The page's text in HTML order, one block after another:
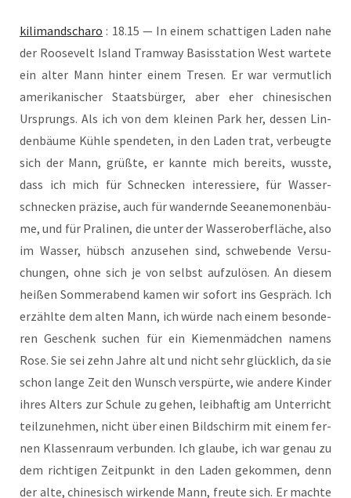
kili­man­dscha­ro : 18.15 — In einem schat­ti­gen Laden nahe
der Roo­se­velt Island Tram­way Basis­sta­ti­on West war­te­te
ein alter Mann hin­ter einem Tre­sen. Er war ver­mut­lich
ame­ri­ka­ni­scher Staats­bür­ger, aber eher chi­ne­si­schen
Ursprungs. Als ich von dem klei­nen Park her, des­sen Lin­
den­bäu­me Küh­le spen­de­ten, in den Laden trat, ver­beug­te
sich der Mann, grüß­te, er kann­te mich bereits, wuss­te,
dass ich mich für Schne­cken inter­es­sie­re, für Was­ser­
schne­cken prä­zi­se, auch für wan­dern­de See­ane­mo­nen­bäu­
me, und für Pra­li­nen, die unter der Was­ser­ober­flä­che, also
im Was­ser, hübsch anzu­se­hen sind, schwe­ben­de Ver­su­
chun­gen, ohne sich je von selbst auf­zu­lö­sen. An die­sem
hei­ßen Som­mer­abend kamen wir sofort ins Gespräch. Ich
erzähl­te dem alten Mann, ich wür­de nach einem beson­de­
ren Geschenk suchen für ein Kie­men­mäd­chen namens
Rose. Sie sei zehn Jah­re alt und nicht sehr glück­lich, da sie
schon lan­ge Zeit den Wunsch ver­spür­te, wie ande­re Kin­der
ihres Alters zur Schu­le zu gehen, leib­haf­tig am Unter­richt
teil­zu­neh­men, nicht über einen Bild­schirm mit einem fer­
nen Klas­sen­raum ver­bun­den. Ich glau­be, ich war genau zu
dem rich­ti­gen Zeit­punkt in den Laden gekom­men, denn
der alte, chi­ne­sisch wir­ken­de Mann, freu­te sich. Er mach­te